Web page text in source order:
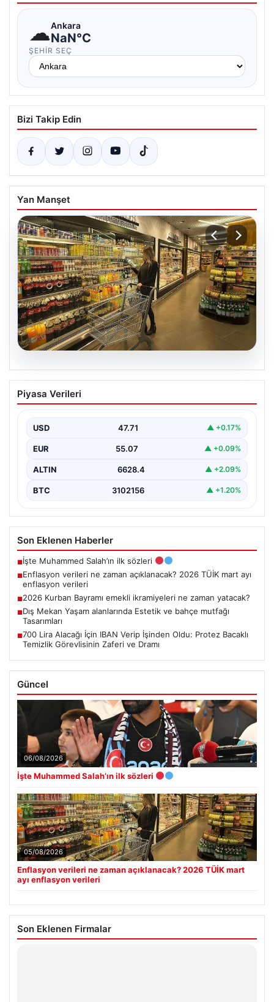
☁Ankara
NaN°C
ŞEHIR SEÇ
Bizi Takip Edin
Yan Manşet
Enflasyon verileri ne zaman
açıklanacak? 2026 TÜİK mart ayı
Piyasa Verileri
USD 47.71 ▲ +0.17%
EUR 55.07 ▲ +0.09%
ALTIN 6628.4 ▲ +2.09%
BTC 3102156 ▲ +1.20%
Son Eklenen Haberler
■İşte Muhammed Salah’ın ilk sözleri
■Enflasyon verileri ne zaman açıklanacak? 2026 TÜİK mart ayı
enflasyon verileri
■2026 Kurban Bayramı emekli ikramiyeleri ne zaman yatacak?
■Dış Mekan Yaşam alanlarında Estetik ve bahçe mutfağı
Tasarımları
■700 Lira Alacağı İçin IBAN Verip İşinden Oldu: Protez Bacaklı
Temizlik Görevlisinin Zaferi ve Dramı
Güncel
06/08/2026
İşte Muhammed Salah’ın ilk sözleri
05/08/2026
Enflasyon verileri ne zaman açıklanacak? 2026 TÜİK mart
ayı enflasyon verileri
Son Eklenen Firmalar